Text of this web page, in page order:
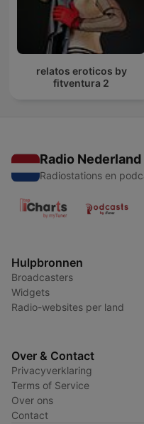
relatos eroticos by
fitventura 2
Radio Nederland
Radiostations en
Hulpbronnen
Broadcasters
Widgets
Radio-websites per land
Over & Contact
Privacyverklaring
Terms of Service
Over ons
Contact